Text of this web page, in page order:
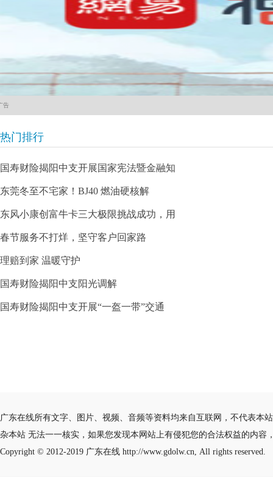
告
热门排行
国寿财险揭阳中支开展国家宪法暨金融知
东莞冬至不宅家！BJ40 燃油硬核解
东风小康创富牛卡三大极限挑战成功，用
春节服务不打烊，坚守客户回家路
理赔到家 温暖守护
国寿财险揭阳中支阳光调解
国寿财险揭阳中支开展“一盔一带”交通
广东在线所有文字、图片、视频、音频等资料均来自互联网，不代表本
杂本站 无法一一核实，如果您发现本网站上有侵犯您的合法权益的内容
Copyright © 2012-2019 广东在线 http://www.gdolw.cn, All rights reserved.